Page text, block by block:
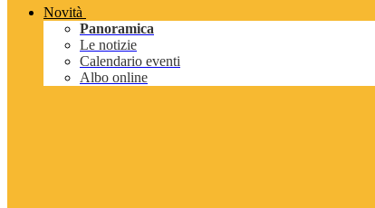
Novità
Panoramica
Le notizie
Calendario eventi
Albo online